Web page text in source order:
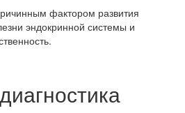
фактором развития
эндокринной системы и